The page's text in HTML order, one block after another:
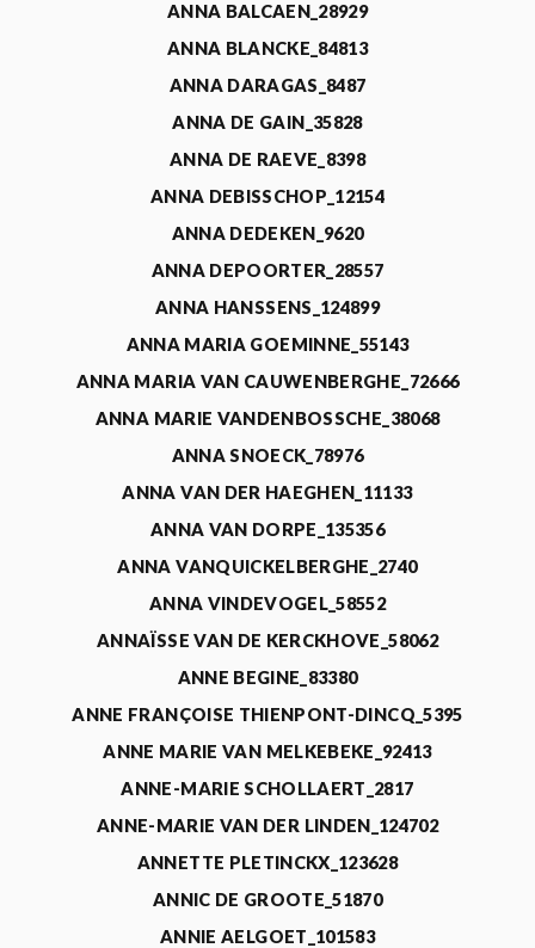
ANNA BALCAEN_28929
ANNA BLANCKE_84813
ANNA DARAGAS_8487
ANNA DE GAIN_35828
ANNA DE RAEVE_8398
ANNA DEBISSCHOP_12154
ANNA DEDEKEN_9620
ANNA DEPOORTER_28557
ANNA HANSSENS_124899
ANNA MARIA GOEMINNE_55143
ANNA MARIA VAN CAUWENBERGHE_72666
ANNA MARIE VANDENBOSSCHE_38068
ANNA SNOECK_78976
ANNA VAN DER HAEGHEN_11133
ANNA VAN DORPE_135356
ANNA VANQUICKELBERGHE_2740
ANNA VINDEVOGEL_58552
ANNAÏSSE VAN DE KERCKHOVE_58062
ANNE BEGINE_83380
ANNE FRANÇOISE THIENPONT-DINCQ_5395
ANNE MARIE VAN MELKEBEKE_92413
ANNE-MARIE SCHOLLAERT_2817
ANNE-MARIE VAN DER LINDEN_124702
ANNETTE PLETINCKX_123628
ANNIC DE GROOTE_51870
ANNIE AELGOET_101583